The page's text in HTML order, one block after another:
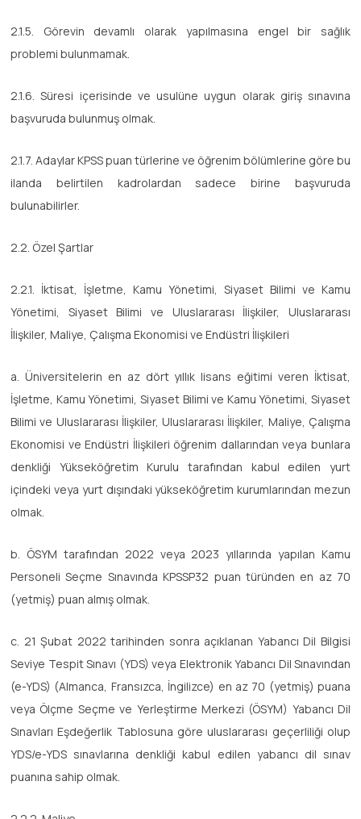
2.1.5. Görevin devamlı olarak yapılmasına engel bir sağlık
problemi bulunmamak.
2.1.6. Süresi içerisinde ve usulüne uygun olarak giriş sınavına
başvuruda bulunmuş olmak.
2.1.7. Adaylar KPSS puan türlerine ve öğrenim bölümlerine göre bu
ilanda belirtilen kadrolardan sadece birine başvuruda
bulunabilirler.
2.2. Özel Şartlar
2.2.1. İktisat, İşletme, Kamu Yönetimi, Siyaset Bilimi ve Kamu
Yönetimi, Siyaset Bilimi ve Uluslararası İlişkiler, Uluslararası
İlişkiler, Maliye, Çalışma Ekonomisi ve Endüstri İlişkileri
a. Üniversitelerin en az dört yıllık lisans eğitimi veren İktisat,
İşletme, Kamu Yönetimi, Siyaset Bilimi ve Kamu Yönetimi, Siyaset
Bilimi ve Uluslararası İlişkiler, Uluslararası İlişkiler, Maliye, Çalışma
Ekonomisi ve Endüstri İlişkileri öğrenim dallarından veya bunlara
denkliği Yükseköğretim Kurulu tarafından kabul edilen yurt
içindeki veya yurt dışındaki yükseköğretim kurumlarından mezun
olmak.
b. ÖSYM tarafından 2022 veya 2023 yıllarında yapılan Kamu
Personeli Seçme Sınavında KPSSP32 puan türünden en az 70
(yetmiş) puan almış olmak.
c. 21 Şubat 2022 tarihinden sonra açıklanan Yabancı Dil Bilgisi
Seviye Tespit Sınavı (YDS) veya Elektronik Yabancı Dil Sınavından
(e-YDS) (Almanca, Fransızca, İngilizce) en az 70 (yetmiş) puana
veya Ölçme Seçme ve Yerleştirme Merkezi (ÖSYM) Yabancı Dil
Sınavları Eşdeğerlik Tablosuna göre uluslararası geçerliliği olup
YDS/e-YDS sınavlarına denkliği kabul edilen yabancı dil sınav
puanına sahip olmak.